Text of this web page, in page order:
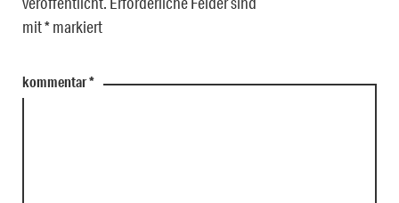
mit*markiert
kommentar*